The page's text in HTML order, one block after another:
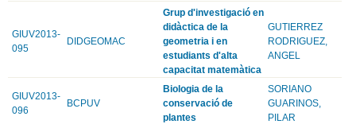
GIUV2013-
095
DIDGEOMAC
Grup d'investigació en
didàctica de la
geometria i en
estudiants d'alta
capacitat matemàtica
GUTIERREZ
RODRIGUEZ,
ANGEL
GIUV2013-
096
BCPUV
Biologia de la
conservació de
plantes
SORIANO
GUARINOS,
PILAR